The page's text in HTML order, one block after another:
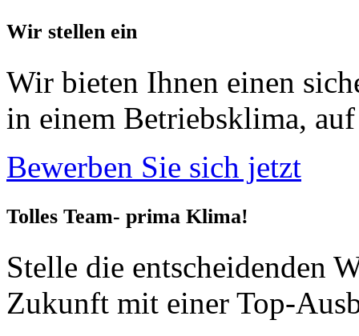
Wir stellen ein
Wir bieten Ihnen einen
in einem Betriebsklima,
Bewerben Sie sich jetzt
Tolles Team- prima Klima!
Stelle die entscheidenden
Zukunft mit einer Top-